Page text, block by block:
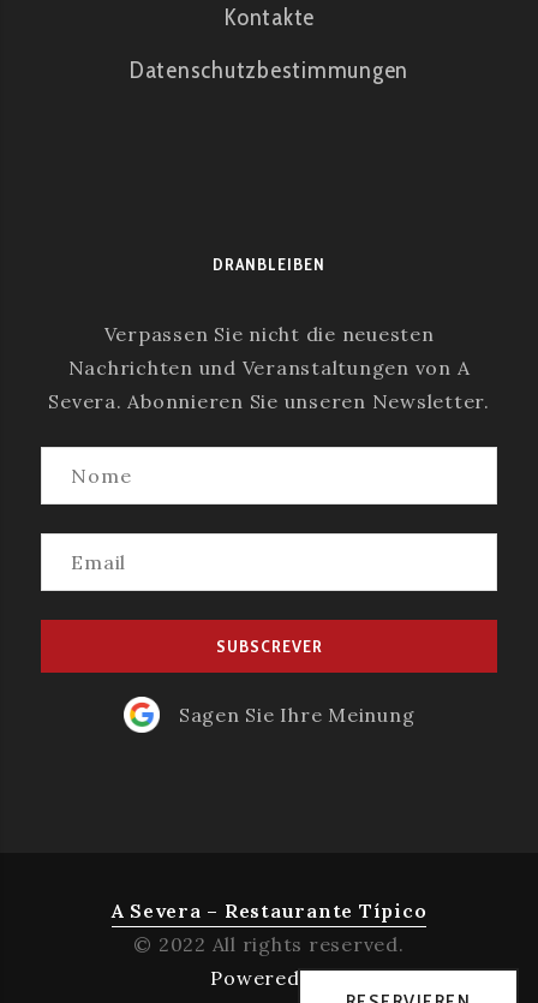
Kontakte
Datenschutzbestimmungen
DRANBLEIBEN
Verpassen Sie nicht die neuesten
Nachrichten und Veranstaltungen von A
Severa. Abonnieren Sie unseren Newsletter.
Sagen Sie Ihre Meinung
A Severa – Restaurante Típico
© 2022 All rights reserved.
Powered by